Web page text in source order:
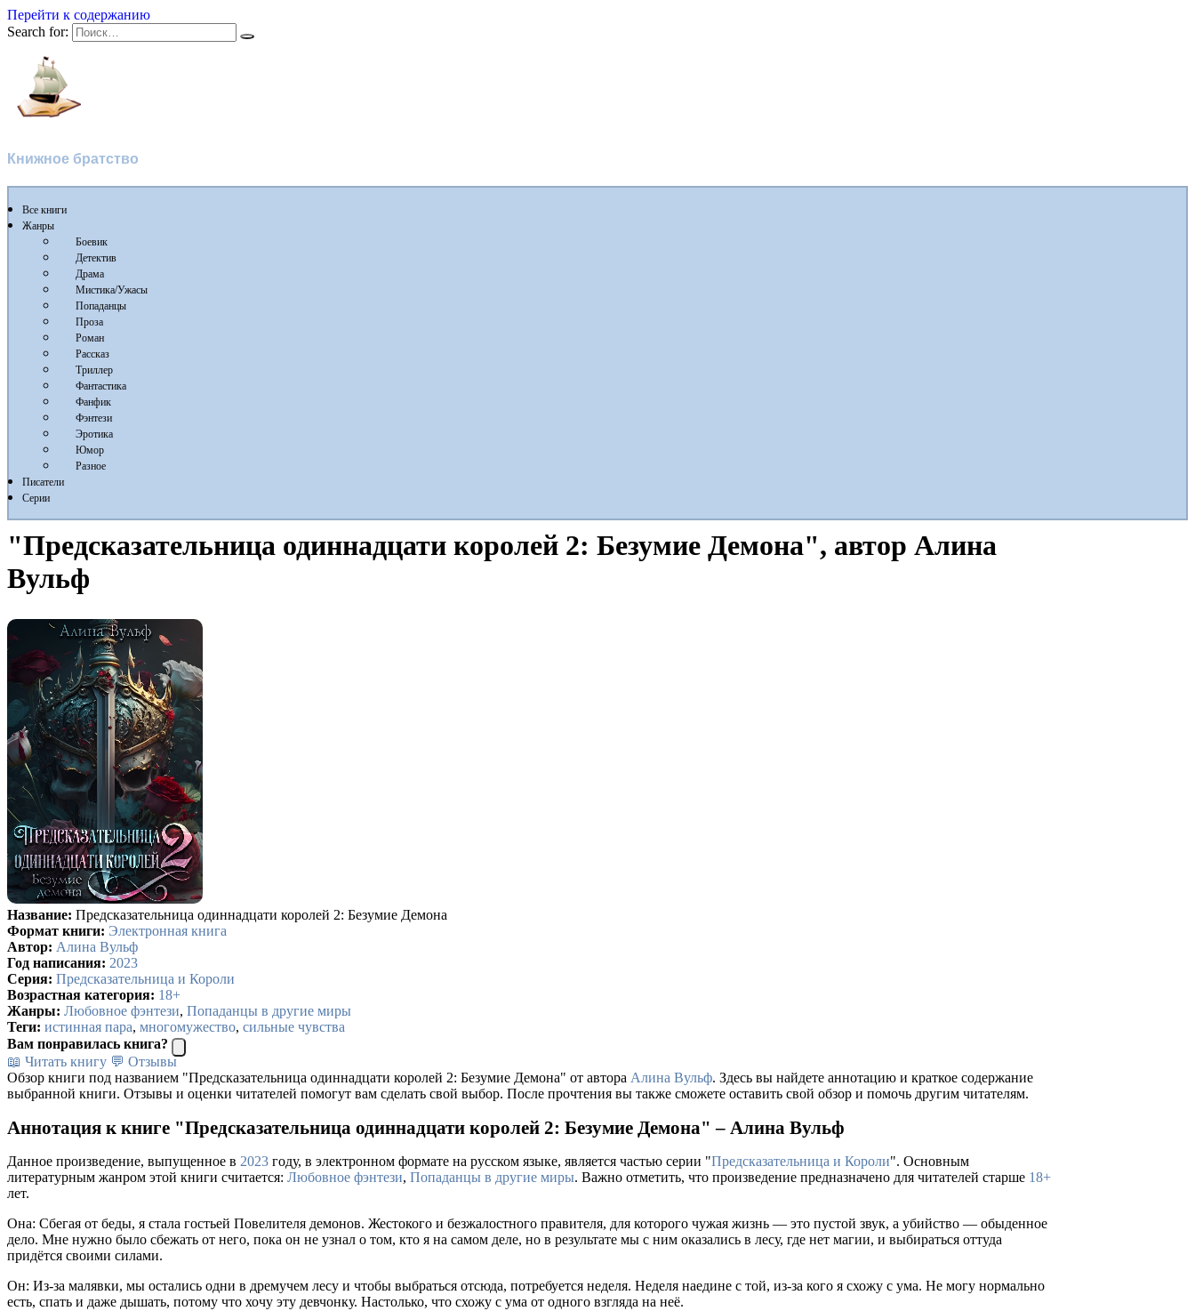
Перейти к содержанию
Search for:
Книжное братство
Все книги
Жанры
Боевик
Детектив
Драма
Мистика/Ужасы
Попаданцы
Проза
Роман
Рассказ
Триллер
Фантастика
Фанфик
Фэнтези
Эротика
Юмор
Разное
Писатели
Серии
"Предсказательница одиннадцати королей 2: Безумие Демона", автор Алина
Вульф
Название: Предсказательница одиннадцати королей 2: Безумие Демона
Формат книги: Электронная книга
Автор: Алина Вульф
Год написания: 2023
Серия: Предсказательница и Короли
Возрастная категория: 18+
Жанры: Любовное фэнтези, Попаданцы в другие миры
Теги: истинная пара, многомужество, сильные чувства
Вам понравилась книга?
📖 Читать книгу 💬 Отзывы
Обзор книги под названием "Предсказательница одиннадцати королей 2: Безумие Демона" от автора Алина Вульф. Здесь вы найдете аннотацию и краткое содержание
выбранной книги. Отзывы и оценки читателей помогут вам сделать свой выбор. После прочтения вы также сможете оставить свой обзор и помочь другим читателям.
Аннотация к книге "Предсказательница одиннадцати королей 2: Безумие Демона" – Алина Вульф
Данное произведение, выпущенное в 2023 году, в электронном формате на русском языке, является частью серии "Предсказательница и Короли". Основным
литературным жанром этой книги считается: Любовное фэнтези, Попаданцы в другие миры. Важно отметить, что произведение предназначено для читателей старше 18+
лет.
Она: Сбегая от беды, я стала гостьей Повелителя демонов. Жестокого и безжалостного правителя, для которого чужая жизнь — это пустой звук, а убийство — обыденное
дело. Мне нужно было сбежать от него, пока он не узнал о том, кто я на самом деле, но в результате мы с ним оказались в лесу, где нет магии, и выбираться оттуда
придётся своими силами.
Он: Из-за малявки, мы остались одни в дремучем лесу и чтобы выбраться отсюда, потребуется неделя. Неделя наедине с той, из-за кого я схожу с ума. Не могу нормально
есть, спать и даже дышать, потому что хочу эту девчонку. Настолько, что схожу с ума от одного взгляда на неё.